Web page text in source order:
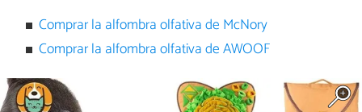
Comprar la alfombra olfativa de McNory
Comprar la alfombra olfativa de AWOOF